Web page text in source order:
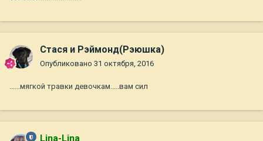
Стася и Рэймонд(Рэюшка)
Опубликовано 31 октября, 2016
......мягкой травки девочкам.....вам сил
Lina-Lina